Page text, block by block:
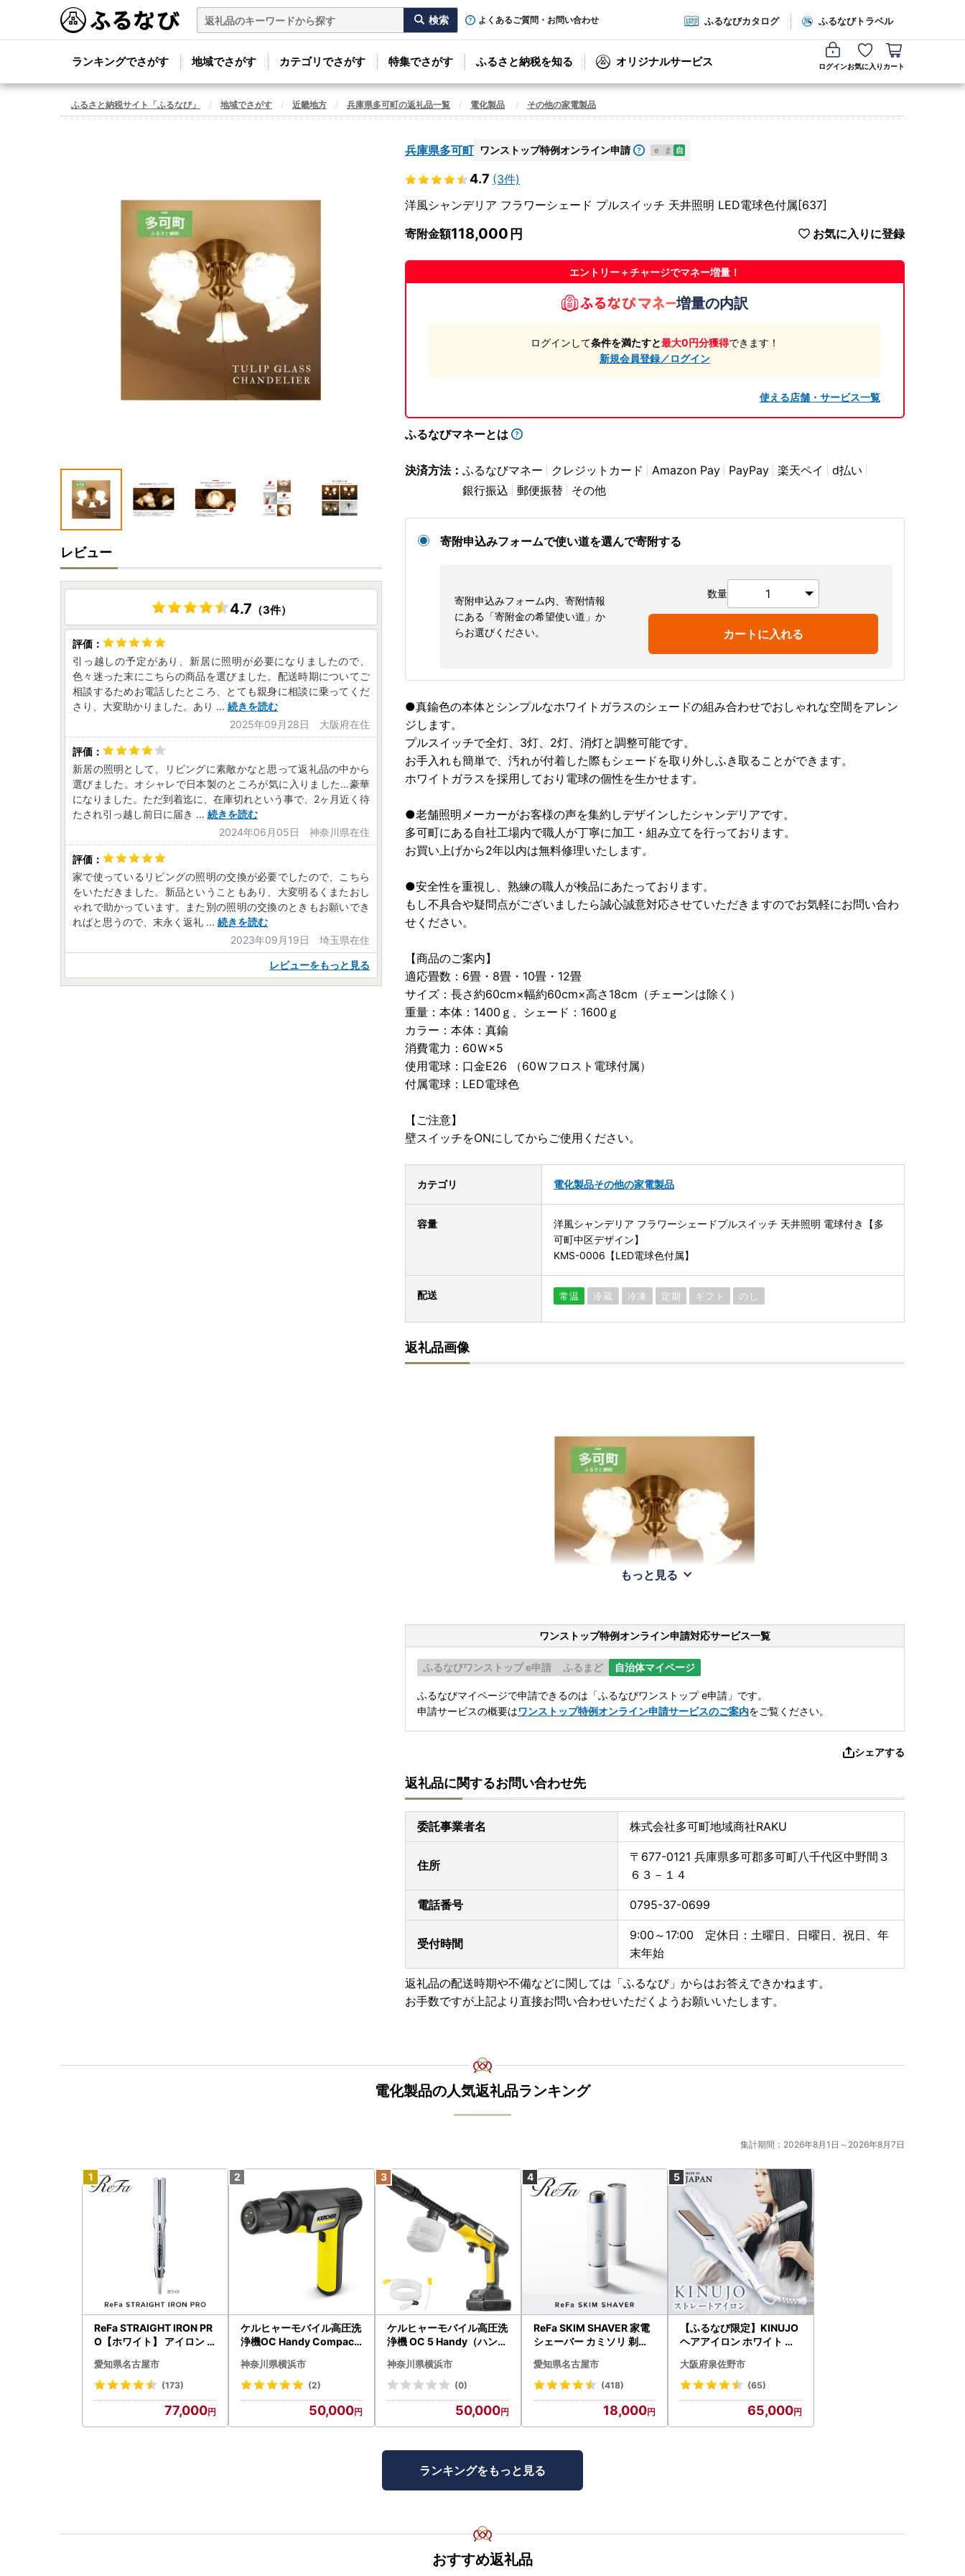
よくあるご質問・お問い合わせ ふるなびカタログ ふるなびトラベル
ランキングでさがす 地域でさがす カテゴリでさがす 特集でさがす ふるさと納税を知る オリジナルサービス ログインお気に入り カート
ふるさと納税サイト「ふるなび」 地域でさがす 近畿地方 兵庫県多可町の返礼品一覧 電化製品 その他の家電製品
兵庫県多可町 ワンストップ特例オンライン申請 e ま 自
4.7 (3件)
洋風シャンデリア フラワーシェード プルスイッチ 天井照明 LED電球色付属[637]
寄附金額118,000 お気に入りに登録
エントリー＋チャージでマネー増量！
増量の内訳
ログインして条件を満たすと最大0円分獲得できます！
新規会員登録／ログイン
使える店舗・サービス一覧
ふるなびマネーとは
決済方法： ふるなびマネー クレジットカード Amazon Pay PayPay 楽天ペイ
d払い
銀行振込
郵便振替 その他
寄附申込みフォームで使い道を選んで寄附する
寄附申込みフォーム内、寄附情報
にある「寄附金の希望使い道」か
らお選びください。
数量
カートに入れる
●真鍮色の本体とシンプルなホワイトガラスのシェードの組み合わせでおしゃれな空間をアレン
ジします。
プルスイッチで全灯、3灯、2灯、消灯と調整可能です。
お手入れも簡単で、汚れが付着した際もシェードを取り外しふき取ることができます。
ホワイトガラスを採用しており電球の個性を生かせます。
●老舗照明メーカーがお客様の声を集約しデザインしたシャンデリアです。
多可町にある自社工場内で職人が丁寧に加工・組み立てを行っております。
お買い上げから2年以内は無料修理いたします。
●安全性を重視し、熟練の職人が検品にあたっております。
もし不具合や疑問点がございましたら誠心誠意対応させていただきますのでお気軽にお問い合わ
せください。
【商品のご案内】
適応畳数：6畳・8畳・10畳・12畳
サイズ：長さ約60cm×幅約60cm×高さ18cm（チェーンは除く）
重量：本体：1400ｇ、シェード：1600ｇ
カラー：本体：真鍮
消費電力：60Ｗ×5
使用電球：口金E26 （60Ｗフロスト電球付属）
付属電球：LED電球色
【ご注意】
壁スイッチをONにしてからご使用ください。
カテゴリ 電化製品その他の家電製品
容量
洋風シャンデリア フラワーシェードプルスイッチ 天井照明 電球付き【多
可町中区デザイン】
KMS-0006【LED電球色付属】
配送 常温 冷蔵 冷凍 定期 ギフト のし
返礼品画像
もっと見る
ワンストップ特例オンライン申請対応サービス一覧
ふるなびワンストップ e申請 ふるまど 自治体マイページ
ふるなびマイページで申請できるのは「ふるなびワンストップ e申請」です。
申請サービスの概要はワンストップ特例オンライン申請サービスのご案内をご覧ください。
シェアする
返礼品に関するお問い合わせ先
委託事業者名 株式会社多可町地域商社RAKU
住所
〒677-0121 兵庫県多可郡多可町八千代区中野間３
６３－１４
電話番号 0795-37-0699
受付時間
9:00～17:00 定休日：土曜日、日曜日、祝日、年
末年始
返礼品の配送時期や不備などに関しては「ふるなび」からはお答えできかねます。
お手数ですが上記より直接お問い合わせいただくようお願いいたします。
レビュー
4.7 （3件）
引っ越しの予定があり、新居に照明が必要になりましたので、
色々迷った末にこちらの商品を選びました。配送時期についてご
相談するためお電話したところ、とても親身に相談に乗ってくだ
さり、大変助かりました。あり ... 続きを読む
2025年09月28日 大阪府在住
新居の照明として、リビングに素敵かなと思って返礼品の中から
選びました。オシャレで日本製のところが気に入りました…豪華
になりました。ただ到着迄に、在庫切れという事で、2ヶ月近く待
たされ引っ越し前日に届き ... 続きを読む
2024年06月05日 神奈川県在住
家で使っているリビングの照明の交換が必要でしたので、こちら
をいただきました。新品ということもあり、大変明るくまたおし
ゃれで助かっています。また別の照明の交換のときもお願いでき
ればと思うので、末永く返礼 ... 続きを読む
2023年09月19日 埼玉県在住
レビューをもっと見る
電化製品の人気返礼品ランキング
集計期間：2026年8月1日～2026年8月7日
ReFa STRAIGHT IRON PR
O【ホワイト】 アイロン
愛知県名古屋市
(173)
77,000
ケルヒャーモバイル高圧洗
浄機OC Handy Compact
07
神奈川県横浜市
(2)
50,000
ケルヒャーモバイル高圧洗
浄機 OC 5 Handy（ハンデ
神奈川県横浜市
(0)
50,000
ReFa SKIM SHAVER 家電
シェーバー カミソリ 剃刀
愛知県名古屋市
(418)
18,000
【ふるなび限定】KINUJO
ヘアアイロン ホワイト 国
大阪府泉佐野市
(65)
65,000
ランキングをもっと見る
おすすめ返礼品